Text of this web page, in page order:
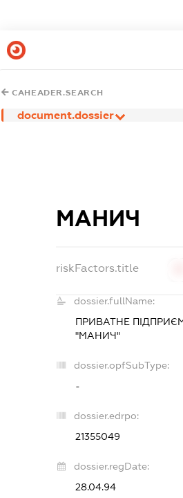
CAHEADER.SEARCH
document.dossier
МАНИЧ
riskFactors.title
dossier.fullName:
ПРИВАТНЕ
"МАНИЧ"
dossier.opfSubType:
-
dossier.edrpo:
21355049
dossier.regDate:
28.04.94